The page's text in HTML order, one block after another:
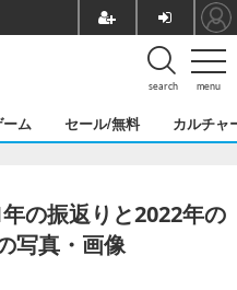
menu
search
ーム セール/無料 カルチャ
の振返りと2022年の
写真・画像